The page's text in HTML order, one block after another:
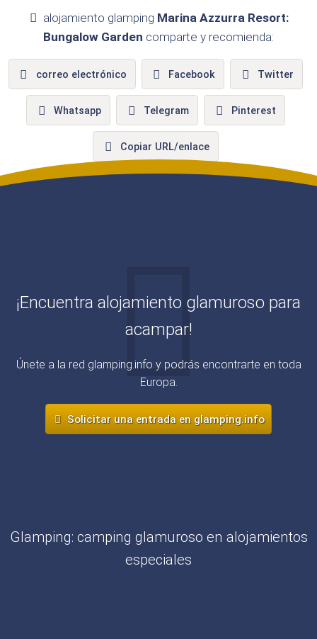
alojamiento glamping Marina Azzurra Resort:
Bungalow Garden comparte y recomienda:
correo electrónico Facebook Twitter
Whatsapp Telegram Pinterest
Copiar URL/enlace
¡Encuentra alojamiento glamuroso para
acampar!
Únete a la red glamping.info y podrás encontrarte en toda
Europa.
Solicitar una entrada en glamping.info
Glamping: camping glamuroso en alojamientos
especiales